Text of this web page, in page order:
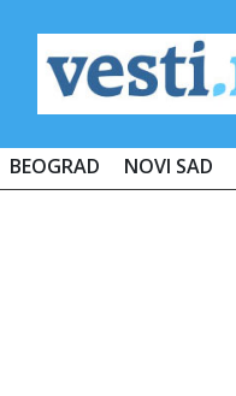
BEOGRAD NOVI SAD